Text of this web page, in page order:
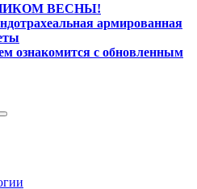
ВЕСНЫ!
армированная
ознакомится с обновленным